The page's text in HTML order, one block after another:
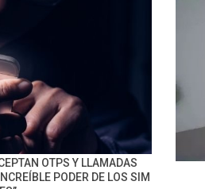
OTPS Y LLAMADAS
PODER DE LOS SIM